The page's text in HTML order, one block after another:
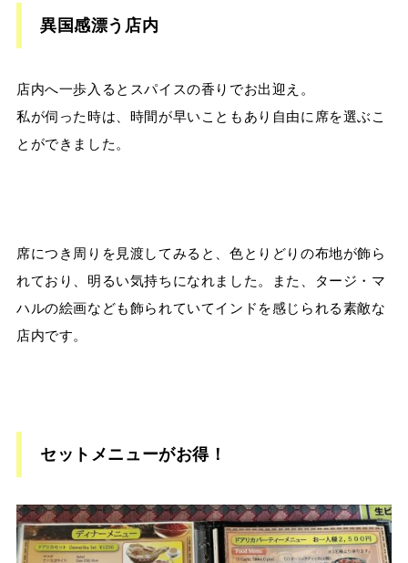
異国感漂う店内
店内へ一歩入るとスパイスの香りでお出迎え。
私が伺った時は、時間が早いこともあり自由に席を選ぶこ
とができました。
席につき周りを見渡してみると、色とりどりの布地が飾ら
れており、明るい気持ちになれました。また、タージ・マ
ハルの絵画なども飾られていてインドを感じられる素敵な
店内です。
セットメニューがお得！